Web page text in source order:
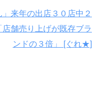
」来年の出店３０店中２
舗売り上げが既存ブラ
ンドの３倍」 [ぐれ★]